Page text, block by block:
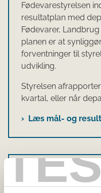
Fødevarestyrelsen
resultatplan med
Fødevarer,
planen er at
forventninger til
udvikling.
Styrelsen
kvartal, eller når
Læs mål- og
Årsrapport